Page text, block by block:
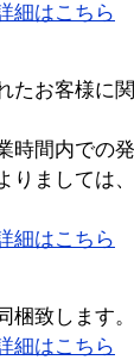
細はこちら
たお客様に
時間内での
りましては
細はこちら
梱致します。
細はこちら